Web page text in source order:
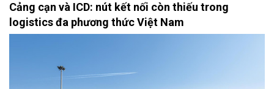
Cảng cạn và ICD: nút kết nối còn thiếu trong
logistics đa phương thức Việt Nam